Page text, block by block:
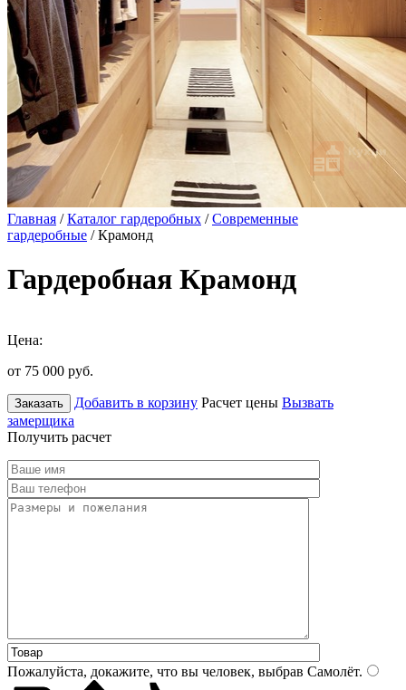
Главная /Каталог гардеробных /Современные
гардеробные / Крамонд
Гардеробная Крамонд
Цена:
от 75 000 руб.
Заказать Добавить в корзину Расчет цены Вызвать
замерщика
Получить расчет
Пожалуйста, докажите, что вы человек, выбрав Самолёт.